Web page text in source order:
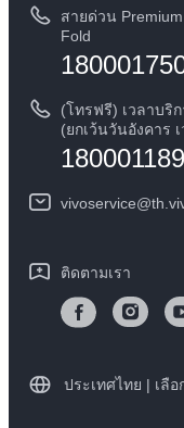
การตรวจยืนยันหมายเ
คำแนะนำเกี่ยวกับบัตร
ดาวน์โหลด LUTs สำห
เกี่ยวกับเรา
ศูนย์ความเป็นส่วนตัวข
ความยั่งยืน
สายด่วน
Fold
(โทรฟรี) เวลาบริ
(ยกเว้นวันอังคาร
ติดตามเรา
ประเทศไทย | เลื